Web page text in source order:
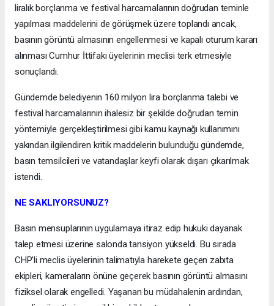
liralık borçlanma ve festival harcamalarının doğrudan teminle
yapılması maddelerini de görüşmek üzere toplandı ancak,
basının görüntü almasının engellenmesi ve kapalı oturum kararı
alınması Cumhur İttifakı üyelerinin meclisi terk etmesiyle
sonuçlandı.
Gündemde belediyenin 160 milyon lira borçlanma talebi ve
festival harcamalarının ihalesiz bir şekilde doğrudan temin
yöntemiyle gerçekleştirilmesi gibi kamu kaynağı kullanımını
yakından ilgilendiren kritik maddelerin bulunduğu gündemde,
basın temsilcileri ve vatandaşlar keyfi olarak dışarı çıkarılmak
istendi.
NE SAKLIYORSUNUZ?
Basın mensuplarının uygulamaya itiraz edip hukuki dayanak
talep etmesi üzerine salonda tansiyon yükseldi. Bu sırada
CHP'li meclis üyelerinin talimatıyla harekete geçen zabıta
ekipleri, kameraların önüne geçerek basının görüntü almasını
fiziksel olarak engelledi. Yaşanan bu müdahalenin ardından,